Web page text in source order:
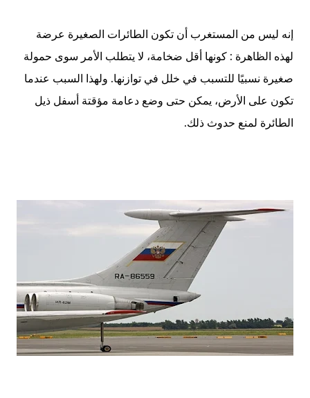
إنه ليس من المستغرب أن تكون الطائرات الصغيرة عرضة
لهذه الظاهرة : كونها أقل ضخامة، لا يتطلب الأمر سوى حمولة
صغيرة نسبيًا للتسبب في خلل في توازنها. ولهذا السبب عندما
تكون على الأرض، يمكن حتى وضع دعامة مؤقتة أسفل ذيل
الطائرة لمنع حدوث ذلك.